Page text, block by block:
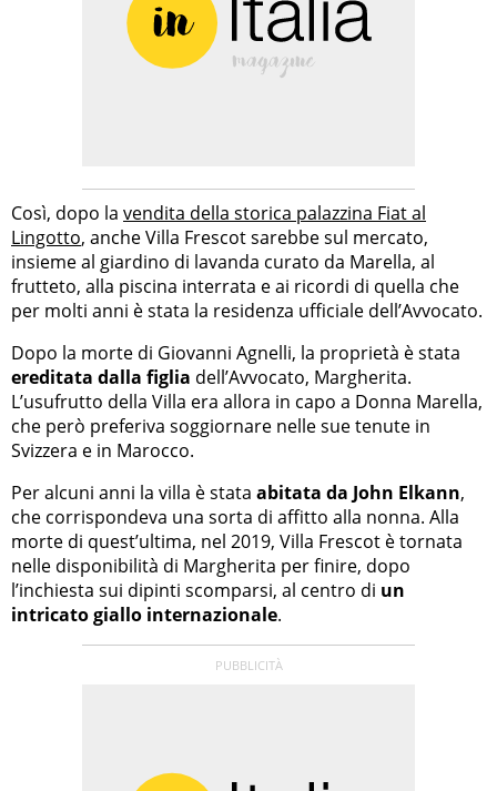
Così, dopo la vendita della storica palazzina Fiat al
Lingotto, anche Villa Frescot sarebbe sul mercato,
insieme al giardino di lavanda curato da Marella, al
frutteto, alla piscina interrata e ai ricordi di quella che
per molti anni è stata la residenza ufficiale dell’Avvocato.
Dopo la morte di Giovanni Agnelli, la proprietà è stata
ereditata dalla figlia dell’Avvocato, Margherita.
L’usufrutto della Villa era allora in capo a Donna Marella,
che però preferiva soggiornare nelle sue tenute in
Svizzera e in Marocco.
Per alcuni anni la villa è stata abitata da John Elkann,
che corrispondeva una sorta di affitto alla nonna. Alla
morte di quest’ultima, nel 2019, Villa Frescot è tornata
nelle disponibilità di Margherita per finire, dopo
l’inchiesta sui dipinti scomparsi, al centro di un
intricato giallo internazionale.